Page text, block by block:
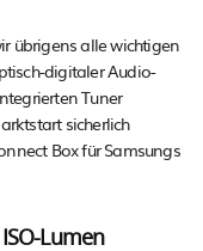
übrigens alle wichtigen
digitaler Audio-
Tuner
sicherlich
Box für Samsungs
Lumen